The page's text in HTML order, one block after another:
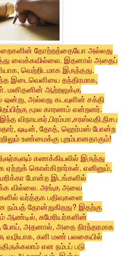
தோற்றத்தையோ அல்லது
வைக்கவில்லை. இதனால் அதைப்
வெற்றிடமாக இருந்தது.
இடைவெளியை தந்திரமாக,
மனிதனின் ஆற்றலுக்கு
அல்லது கடவுளின் சக்தி
மூல காரணம் என்றனர்.
விநாயகர்,பிரம்மா,சரஸ்வதி,நிசப
ஒடின், தோத், ஹெர்மஸ் போன்ற
உண்மைக்கு புறம்பானதாகும்!
கணக்கியலில் இருந்து
ஏற்றுக் கொள்கிறார்கள். எனினும்,
போன்ற இடங்களில்
வில்லை. அங்கு அவை
வர்த்தக பதிவுகளை
நம்பத் தோன்றுகிறது? இதற்கு
ஆண்டில், சுமேரியர்களின்
போய், அதனால், அதை நிரந்தரமாக
வழியாக, களி மண் பலகையில்
என நம்பப் படு